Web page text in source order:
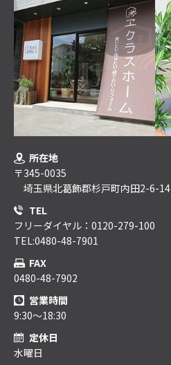
所在地
〒345-0035
埼玉県北葛飾郡杉戸町内田2-6-14
TEL
フリーダイヤル：0120-279-100
TEL:0480-48-7901
FAX
0480-48-7902
営業時間
9:30～18:30
定休日
水曜日